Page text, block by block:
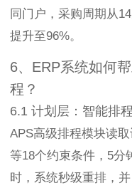
同门户，采购周期从
提升至96%。
6、ERP系统如何
程？
6.1 计划层：智能排
APS高级排程模块读
等18个约束条件，5分
时，系统秒级重排，